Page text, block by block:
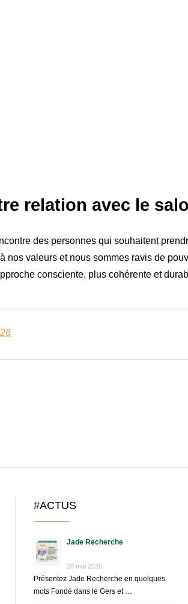
relation avec le
des personnes qui souhaitent
nos valeurs et nous sommes ravis de
consciente, plus cohérente et
#ACTUS
Jade Recherche
28 mai 2026
Présentez Jade Recherche en quelques
mots Fondé dans le Gers et …